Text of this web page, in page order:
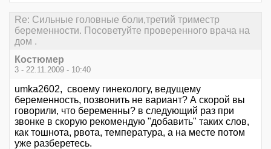
Re: Сильные головные боли,третий триместр
беременности. Посоветуйте проверенного врача на
дом .
Костюмер
3 - 22.11.2009 - 10:40
umka2602, своему гинекологу, ведущему
беременность, позвонить не вариант? А скорой вы
говорили, что беременны? в следующий раз при
звонке в скорую рекомендую "добавить" таких слов,
как тошнота, рвота, температура, а на месте потом
уже разберетесь.